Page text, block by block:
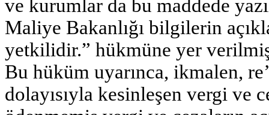
ve kurumlar da bu maddede
Maliye Bakanlığı bilgilerin
yetkilidir.” hükmüne yer
Bu hüküm uyarınca, ikmalen,
dolayısıyla kesinleşen vergi ve